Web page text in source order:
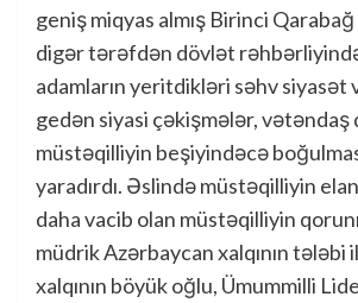
geniş miqyas almış Birinci
digər tərəfdən dövlət
adamların yeritdikləri səhv siyasət
gedən siyasi çəkişmələr, vətəndaş
müstəqilliyin beşiyindəcə
yaradırdı. Əslində müstəqilliyin
daha vacib olan müstəqilliyin
müdrik Azərbaycan xalqının tələbi
xalqının böyük oğlu, Ümummilli